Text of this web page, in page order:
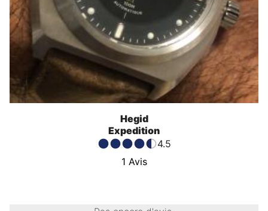
Hegid
Expedition
4.5
1 Avis